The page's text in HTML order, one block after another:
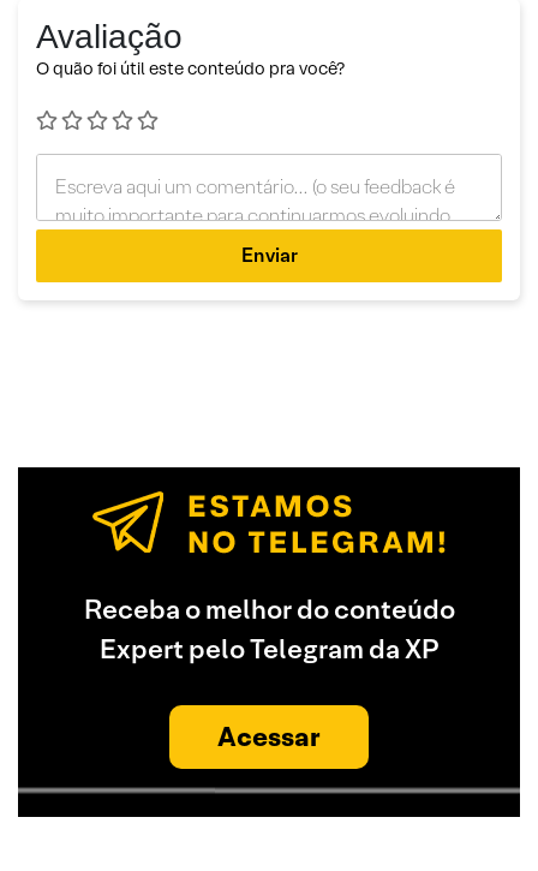
Avaliação
O quão foi útil este conteúdo pra você?
Enviar
Receba o melhor do conteúdo
Expert pelo Telegram da XP
Acessar